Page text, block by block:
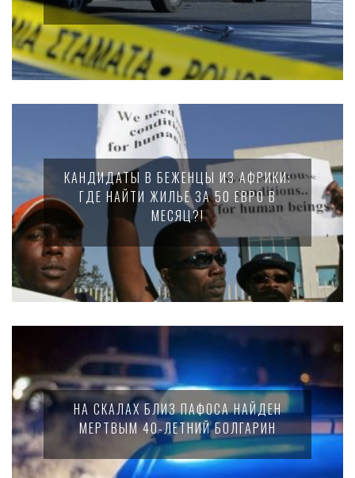
КАНДИДАТЫ В БЕЖЕНЦЫ ИЗ АФРИКИ:
ГДЕ НАЙТИ ЖИЛЬЕ ЗА 50 ЕВРО В
МЕСЯЦ?!
НА СКАЛАХ БЛИЗ ПАФОСА НАЙДЕН
МЕРТВЫМ 40-ЛЕТНИЙ БОЛГАРИН